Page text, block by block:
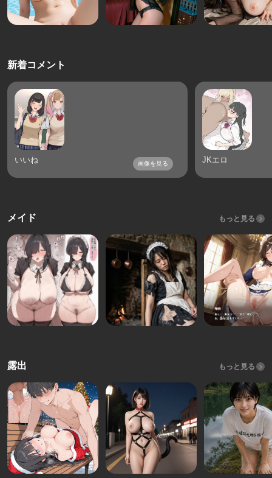
新着コメント
いいね 画像を見る JKエロ
メイド もっと見る
露出 もっと見る